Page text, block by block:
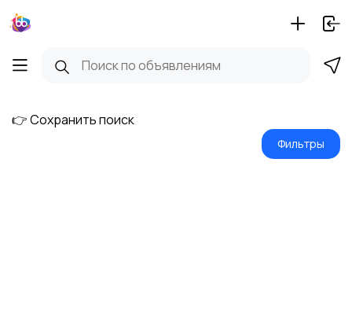
👉 Сохранить поиск
Фильтры